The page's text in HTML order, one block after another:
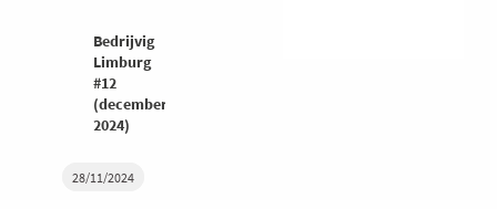
28/11/2024
Bedrijvig
Limburg
#12
(december
2024)